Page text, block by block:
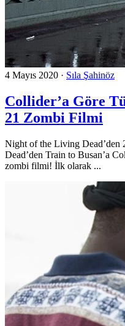
4 Mayıs 2020 · Sıla Şahinöz
Collider’a Göre
21 Zombi Filmi
Night of the Living Dead’den
Dead’den Train to Busan’a
zombi filmi! İlk olarak ...